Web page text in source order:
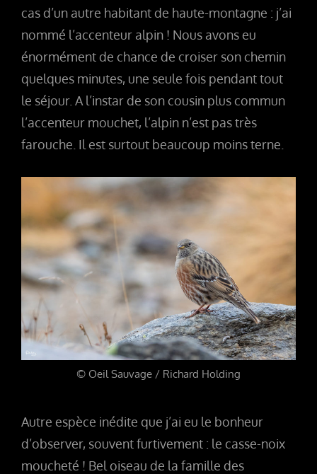
cas d’un autre habitant de haute-montagne : j’ai
nommé l’accenteur alpin ! Nous avons eu
énormément de chance de croiser son chemin
quelques minutes, une seule fois pendant tout
le séjour. A l’instar de son cousin plus commun
l’accenteur mouchet, l’alpin n’est pas très
farouche. Il est surtout beaucoup moins terne.
© Oeil Sauvage / Richard Holding
Autre espèce inédite que j’ai eu le bonheur
d’observer, souvent furtivement : le casse-noix
moucheté ! Bel oiseau de la famille des